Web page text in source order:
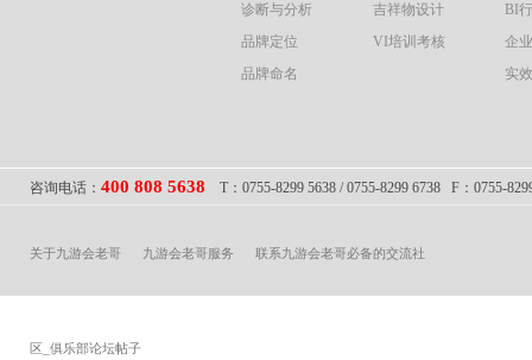
诊断与分析
品牌定位
品牌命名
吉祥物设计
VI培训考核
BI
企
实
咨询电话： 400 808 5638 T：0755-8299 5638 / 0755-8299 6738 F：0755-
关于九游会老哥 九游会老哥服务 联系九游会老哥必备的交流社
区_俱乐部论坛帖子